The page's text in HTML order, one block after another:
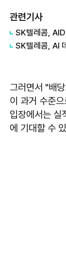
관련기사
SK텔레콤,
SK텔레콤, AI
그러면서 "배
이 과거 수준
입장에서는 실
에 기대할 수